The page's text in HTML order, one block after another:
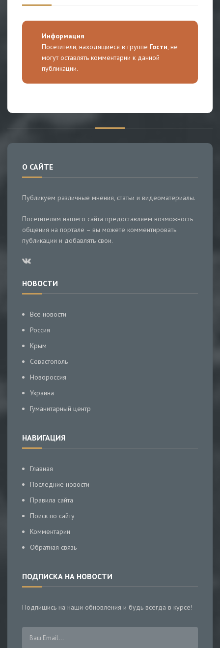
Информация
Посетители, находящиеся в группе Гости, не
могут оставлять комментарии к данной
публикации.
О САЙТЕ
Публикуем различные мнения, статьи и видеоматериалы.
Посетителям нашего сайта предоставляем возможность
общения на портале – вы можете комментировать
публикации и добавлять свои.
НОВОСТИ
Все новости
Россия
Крым
Севастополь
Новороссия
Украина
Гуманитарный центр
НАВИГАЦИЯ
Главная
Последние новости
Правила сайта
Поиск по сайту
Комментарии
Обратная связь
ПОДПИСКА НА НОВОСТИ
Подпишись на наши обновления и будь всегда в курсе!